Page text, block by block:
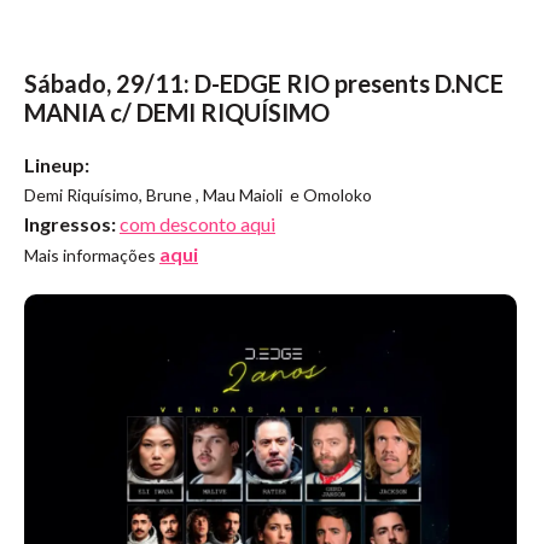
Sábado, 29/11: D-EDGE RIO presents D.NCE
MANIA c/ DEMI RIQUÍSIMO
Lineup:
Demi Riquísimo, Brune , Mau Maioli e Omoloko
Ingressos:com desconto aqui
Mais informações aqui